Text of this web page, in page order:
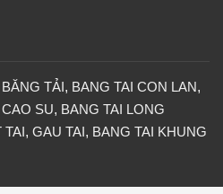
BĂNG TẢI, BANG TAI CON LAN,
SU, BANG TAI LONG
TAI, GAU TAI, BANG TAI KHUNG